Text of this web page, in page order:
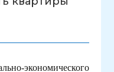
экономического